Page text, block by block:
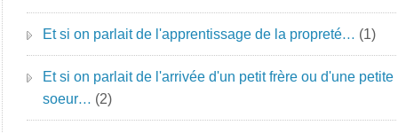
Et si on parlait de l'apprentissage de la propreté… (1)
Et si on parlait de l'arrivée d'un petit frère ou d'une petite
soeur… (2)